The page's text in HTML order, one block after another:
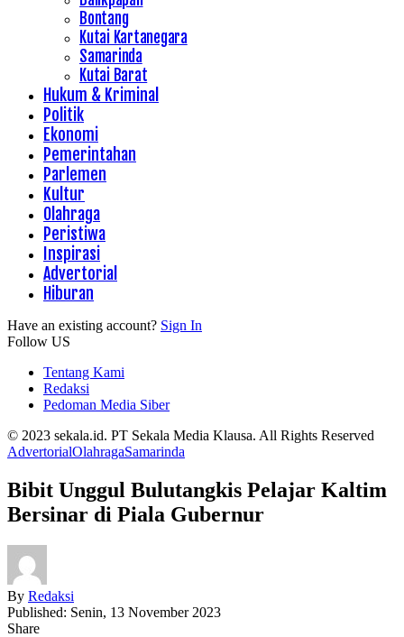
Bontang
Kutai Kartanegara
Samarinda
Kutai Barat
Hukum & Kriminal
Politik
Ekonomi
Pemerintahan
Parlemen
Kultur
Olahraga
Peristiwa
Inspirasi
Advertorial
Hiburan
Have an existing account? Sign In
Follow US
Tentang Kami
Redaksi
Pedoman Media Siber
© 2023 sekala.id. PT Sekala Media Klausa. All Rights Reserved
AdvertorialOlahragaSamarinda
Bibit Unggul Bulutangkis Pelajar Kaltim
Bersinar di Piala Gubernur
By Redaksi
Published: Senin, 13 November 2023
Share